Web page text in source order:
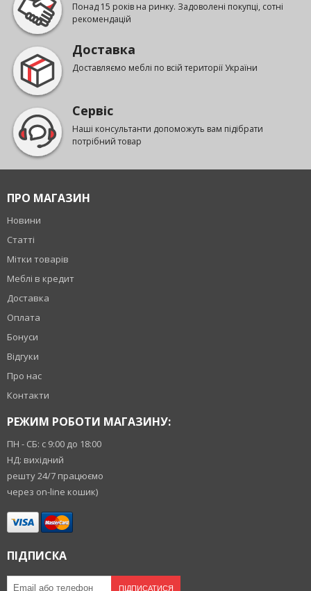
Понад 15 років на ринку. Задоволені покупці, сотні
рекомендацій
Доставка
Доставляємо меблі по всій території України
Сервіс
Наші консультанти допоможуть вам підібрати
потрібний товар
ПРО МАГАЗИН
Новини
Статті
Мітки товарів
Меблі в кредит
Доставка
Оплата
Бонуси
Відгуки
Про нас
Контакти
РЕЖИМ РОБОТИ МАГАЗИНУ:
ПН - СБ: с 9:00 до 18:00
НД: вихідний
решту 24/7 працюємо
через on-line кошик)
ПІДПИСКА
ПІДПИСАТИСЯ